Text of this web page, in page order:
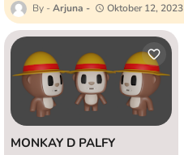
Arjuna Oktober 12, 2023
MONKAY D PALFY